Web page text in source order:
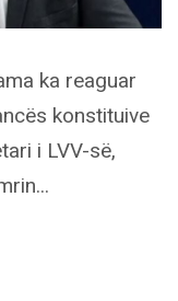
ka reaguar
konstituive
i LVV-së,